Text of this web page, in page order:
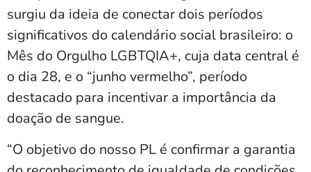
surgiu da ideia de conectar dois períodos
significativos do calendário social brasileiro: o
Mês do Orgulho LGBTQIA+, cuja data central é
o dia 28, e o “junho vermelho”, período
destacado para incentivar a importância da
doação de sangue.
“O objetivo do nosso PL é confirmar a garantia